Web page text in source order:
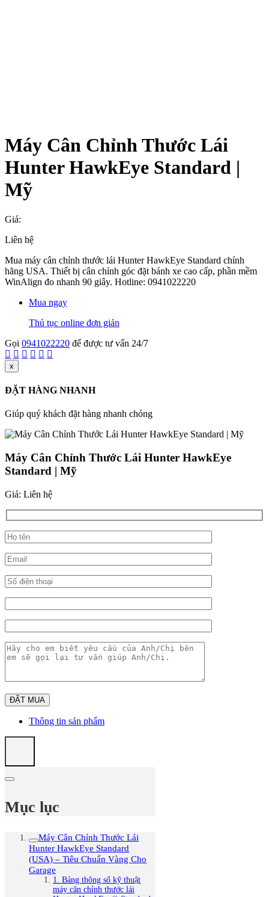
Máy Cân Chỉnh Thước Lái
Hunter HawkEye Standard |
Mỹ
Giá:
Liên hệ
Mua máy cân chỉnh thước lái Hunter HawkEye Standard chính
hãng USA. Thiết bị cân chỉnh góc đặt bánh xe cao cấp, phần mềm
WinAlign đo nhanh 90 giây. Hotline: 0941022220
Mua ngay
Thủ tục online đơn giản
Gọi 0941022220 để được tư vấn 24/7
x
ĐẶT HÀNG NHANH
Giúp quý khách đặt hàng nhanh chóng
Máy Cân Chỉnh Thước Lái Hunter HawkEye
Standard | Mỹ
Giá: Liên hệ
Thông tin sản phẩm
Mục lục
Máy Cân Chỉnh Thước Lái
Hunter HawkEye Standard
(USA) – Tiêu Chuẩn Vàng Cho
Garage
1. Bảng thông số kỹ thuật
máy căn chỉnh thước lái